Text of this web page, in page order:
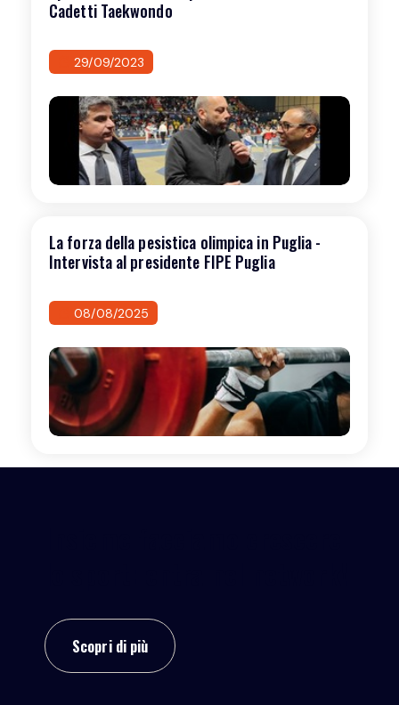
Cadetti Taekwondo
29/09/2023
La forza della pesistica olimpica in Puglia -
Intervista al presidente FIPE Puglia
08/08/2025
Scopri di più